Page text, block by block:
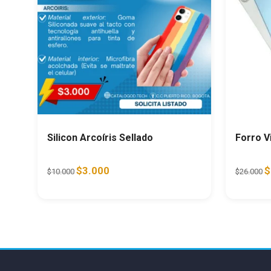
Silicon Arcoíris Sellado
$10.000 Original price was: $10.000.
$3.000
Forro
$26.000 $